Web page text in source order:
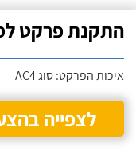
התקנת פרקט
איכות הפרקט: סוג AC4
לצפייה